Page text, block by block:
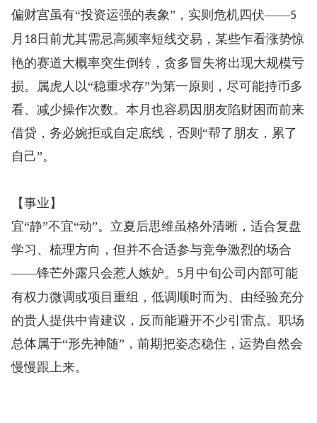
偏财宫虽有“投资运强的表象”，实则危机四伏——5
月 18 日前尤其需忌高频率短线交易，某些乍看涨势惊
艳的赛道大概率突生倒转，贪多冒失将出现大规模亏
损。属虎人以“稳重求存”为第一原则，尽可能持币多
看、减少操作次数。本月也容易因朋友陷财困而前来
借贷，务必婉拒或自定底线，否则“帮了朋友，累了
自己”。
【事业】
宜“静”不宜“动”。立夏后思维虽格外清晰，适合复盘
学习、梳理方向，但并不合适参与竞争激烈的场合
——锋芒外露只会惹人嫉妒。 5 月中旬公司内部可能
有权力微调或项目重组，低调顺时而为、由经验充分
的贵人提供中肯建议，反而能避开不少引雷点。职场
总体属于“形先神随”，前期把姿态稳住，运势自然会
慢慢跟上来。